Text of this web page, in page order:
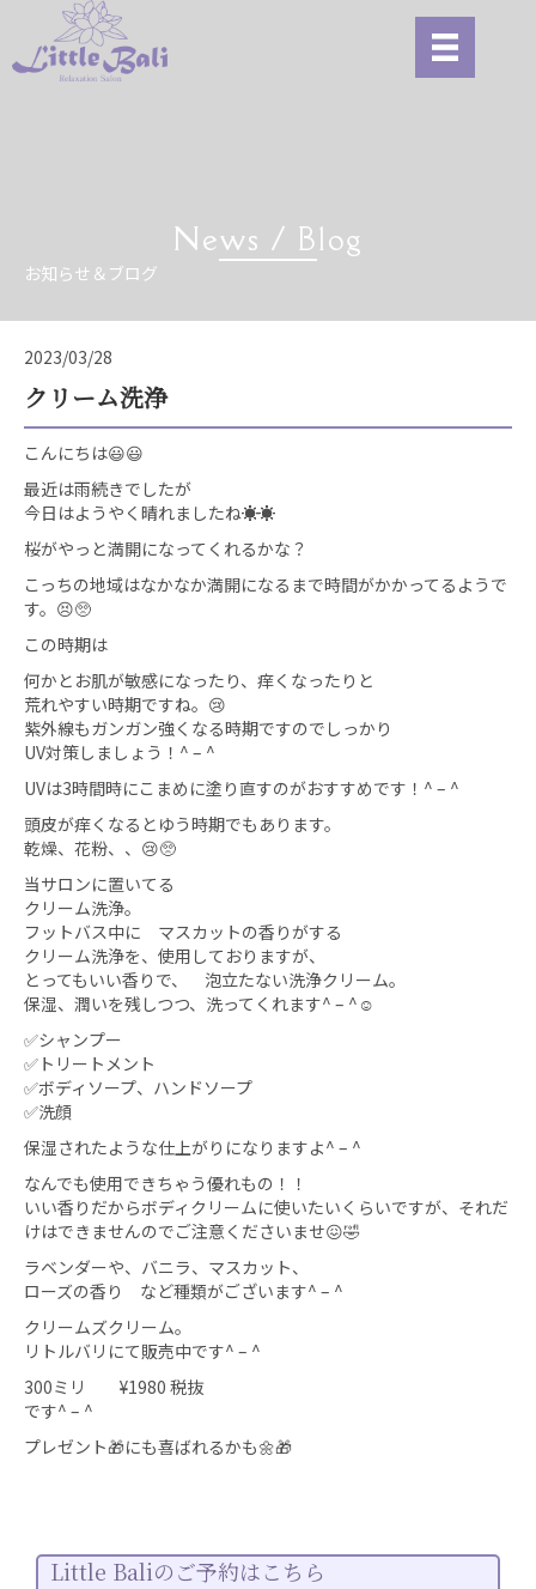
News / Blog
お知らせ＆ブログ
2023/03/28
クリーム洗浄
こんにちは😃😃
最近は雨続きでしたが
今日はようやく晴れましたね☀️☀️
桜がやっと満開になってくれるかな？
こっちの地域はなかなか満開になるまで時間がかかってるようで
す。😣🥺
この時期は
何かとお肌が敏感になったり、痒くなったりと
荒れやすい時期ですね。😢
紫外線もガンガン強くなる時期ですのでしっかり
UV対策しましょう！^ – ^
UVは3時間時にこまめに塗り直すのがおすすめです！^ – ^
頭皮が痒くなるとゆう時期でもあります。
乾燥、花粉、、😢🥺
当サロンに置いてる
クリーム洗浄。
フットバス中に マスカットの香りがする
クリーム洗浄を、使用しておりますが、
とってもいい香りで、 泡立たない洗浄クリーム。
保湿、潤いを残しつつ、洗ってくれます^ – ^☺️
✅シャンプー
✅トリートメント
✅ボディソープ、ハンドソープ
✅洗顔
保湿されたような仕上がりになりますよ^ – ^
なんでも使用できちゃう優れもの！！
いい香りだからボディクリームに使いたいくらいですが、それだ
けはできませんのでご注意くださいませ😖🤣
ラベンダーや、バニラ、マスカット、
ローズの香り など種類がございます^ – ^
クリームズクリーム。
リトルバリにて販売中です^ – ^
300ミリ ¥1980 税抜
です^ – ^
プレゼント🎁にも喜ばれるかも🌼🎁
Little Baliのご予約はこちら